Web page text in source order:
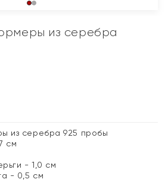
из серебра
из серебра 925 пробы
см
- 1,0 см
- 0,5 см